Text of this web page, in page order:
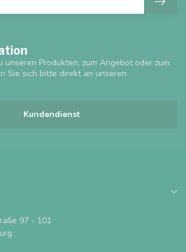
unseren Produkten, zum Angebot oder zum
Sie sich bitte direkt an unseren
Kundendienst
97 - 101